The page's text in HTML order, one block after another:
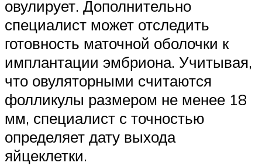
овулирует. Дополнительно
специалист может отследить
готовность маточной оболочки к
имплантации эмбриона. Учитывая,
что овуляторными считаются
фолликулы размером не менее 18
мм, специалист с точностью
определяет дату выхода
яйцеклетки.